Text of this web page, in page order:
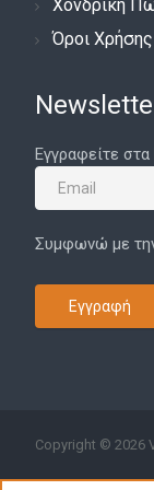
Sirius
Smarter
Smok
Χονδρική
Όροι Χρήσης
Εγγραφείτε
Συμφωνώ με
Εγγραφή
Copyright © 2026